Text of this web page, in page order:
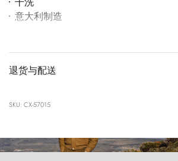
意大利制造
退货与配送
SKU: CX-57015